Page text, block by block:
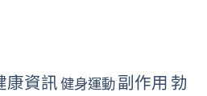
康資訊健身運動副作用 勃